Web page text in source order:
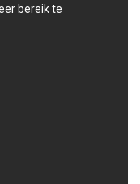
bereik te